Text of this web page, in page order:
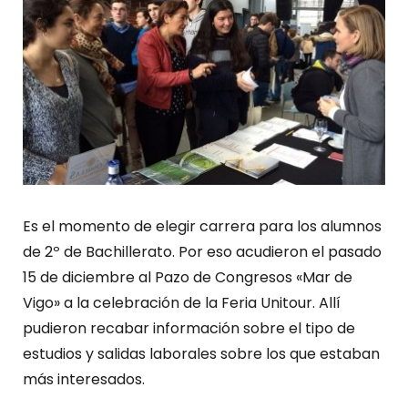
Es el momento de elegir carrera para los alumnos
de 2º de Bachillerato. Por eso acudieron el pasado
15 de diciembre al Pazo de Congresos «Mar de
Vigo» a la celebración de la Feria Unitour. Allí
pudieron recabar información sobre el tipo de
estudios y salidas laborales sobre los que estaban
más interesados.